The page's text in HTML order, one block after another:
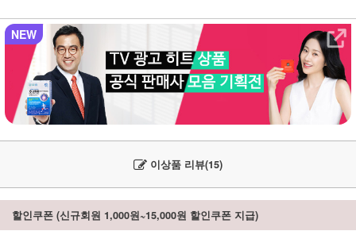
NEW
이상품 리뷰(15)
할인쿠폰 (신규회원 1,000원~15,000원 할인쿠폰 지급)